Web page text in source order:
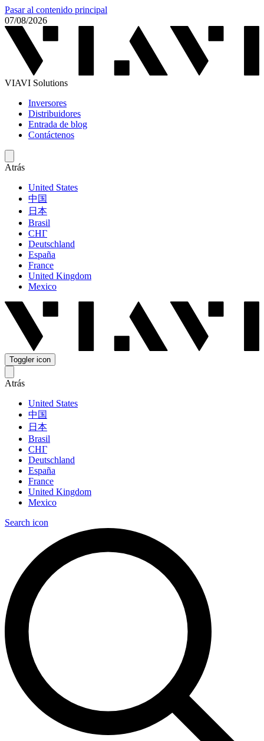
Pasar al contenido principal
07/08/2026
VIAVI Solutions
Inversores
Distribuidores
Entrada de blog
Contáctenos
Atrás
United States
中国
日本
Brasil
СНГ
Deutschland
España
France
United Kingdom
Mexico
Toggler icon
Atrás
United States
中国
日本
Brasil
СНГ
Deutschland
España
France
United Kingdom
Mexico
Search icon